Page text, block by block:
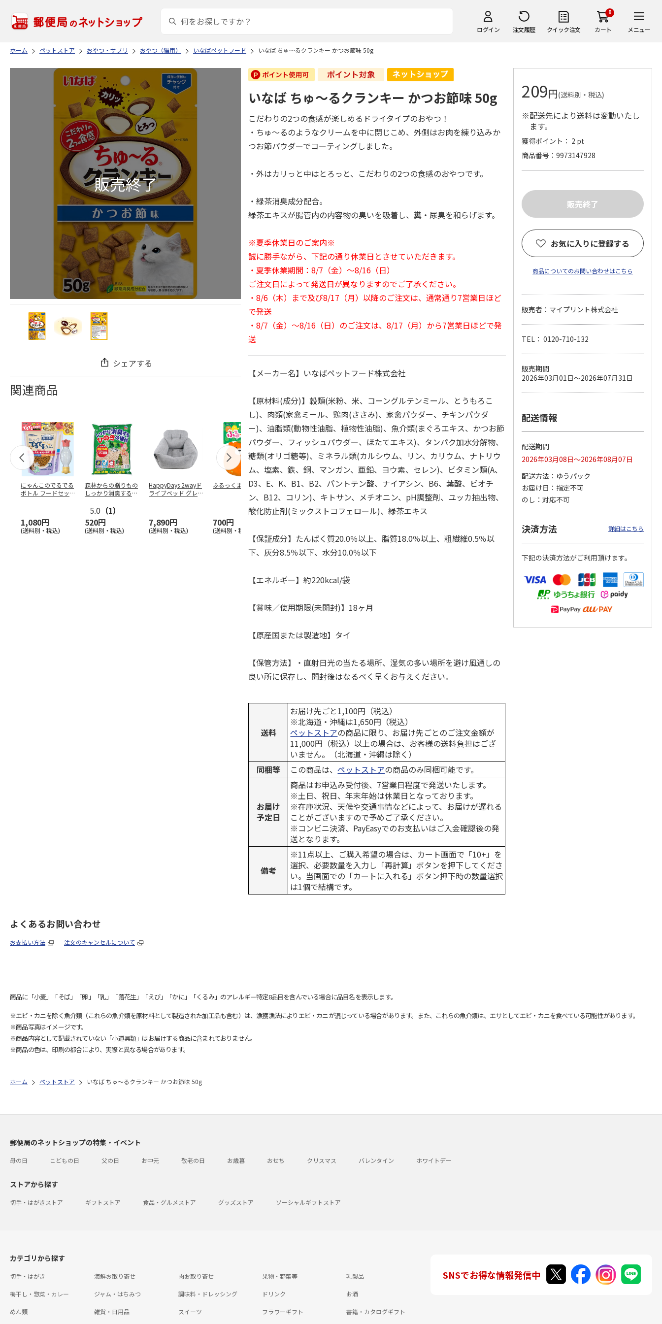
ログイン 注文履歴 クイック注文
0
カート メニュー
ホーム ペットストア おやつ・サプリ おやつ（猫用） いなばペットフード いなば ちゅ～るクランキー かつお節味 50g
シェアする
関連商品
にゃんこのでるでる
ボトル フードセッ
1,080円
(送料別・税込)
森林からの贈りもの
しっかり消臭するひ
5.0 （1）
520円
(送料別・税込)
HappyDays 2wayド
ライブベッド グレ
7,890円
(送料別・税込)
ふるっくま みかん
700円
(送料別・税込)
デオトイレ 飛び散
らない消臭・抗菌サ
ンド 4L
獣医師開発 ニオイ
をとる砂専用 猫ト
イレ ナチュラルグ
レー
無添加良品 カムカ
ムデンタルコーン
ぐるぐるボーン型 S
…
銀のスプーン パウ
チ 健康に育つ子ね
こ用 まぐろ・かつ
ペット線香 虹のか
なた フルーティフ
ローラルの香り
590円
(送料別・税込) (送料別・税込)
いなば ちゅ～るクランキー かつお節味 50g
こだわりの2つの食感が楽しめるドライタイプのおやつ！
・ちゅ～るのようなクリームを中に閉じこめ、外側はお肉を練り込みか
つお節パウダーでコーティングしました。
・外はカリっと中はとろっと、こだわりの2つの食感のおやつです。
・緑茶消臭成分配合。
緑茶エキスが腸管内の内容物の臭いを吸着し、糞・尿臭を和らげます。
※夏季休業日のご案内※
誠に勝手ながら、下記の通り休業日とさせていただきます。
・夏季休業期間：8/7（金）～8/16（日）
ご注文日によって発送日が異なりますのでご了承ください。
・8/6（木）まで及び8/17（月）以降のご注文は、通常通り7営業日ほど
で発送
・8/7（金）～8/16（日）のご注文は、8/17（月）から7営業日ほどで発
送
【メーカー名】いなばペットフード株式会社
【原材料(成分)】穀類(米粉、米、コーングルテンミール、とうもろこ
し)、肉類(家禽ミール、鶏肉(ささみ)、家禽パウダー、チキンパウダ
ー)、油脂類(動物性油脂、植物性油脂)、魚介類(まぐろエキス、かつお節
パウダー、フィッシュパウダー、ほたてエキス)、タンパク加水分解物、
糖類(オリゴ糖等)、ミネラル類(カルシウム、リン、カリウム、ナトリウ
ム、塩素、鉄、銅、マンガン、亜鉛、ヨウ素、セレン)、ビタミン類(A、
D3、E、K、B1、B2、パントテン酸、ナイアシン、B6、葉酸、ビオチ
ン、B12、コリン)、キトサン、メチオニン、pH調整剤、ユッカ抽出物、
酸化防止剤(ミックストコフェロール)、緑茶エキス
【保証成分】たんぱく質20.0％以上、脂質18.0％以上、粗繊維0.5％以
下、灰分8.5％以下、水分10.0％以下
【エネルギー】約220kcal/袋
【賞味／使用期限(未開封)】18ヶ月
【原産国または製造地】タイ
【保管方法】・直射日光の当たる場所、湿気の多い場所を避け風通しの
良い所に保存し、開封後はなるべく早くお与えください。
送料
お届け先ごと1,100円（税込）
※北海道・沖縄は1,650円（税込）
ペットストアの商品に限り、お届け先ごとのご注文金額が
11,000円（税込）以上の場合は、お客様の送料負担はござ
いません。（北海道・沖縄は除く）
同梱等
この商品は、ペットストアの商品のみ同梱可能です。
お届け
予定日
商品はお申込み受付後、7営業日程度で発送いたします。
※土日、祝日、年末年始は休業日となっております。
※在庫状況、天候や交通事情などによって、お届けが遅れる
ことがございますので予めご了承ください。
※コンビニ決済、PayEasyでのお支払いはご入金確認後の発
送となります。
備考
※11点以上、ご購入希望の場合は、カート画面で「10+」を
選択、必要数量を入力し「再計算」ボタンを押下してくださ
い。当画面での「カートに入れる」ボタン押下時の数量選択
は1個で結構です。
209円(送料別・税込)
※配送先により送料は変動いたし
ます。
獲得ポイント： 2 pt
商品番号
9973147928
お気に入りに登録する
商品についてのお問い合わせはこちら
販売者：マイプリント株式会社
TEL： 0120-710-132
販売期間
2026年03月01日～2026年07月31日
配送情報
配送期間
2026年03月08日～2026年08月07日
配送方法
ゆうパック
お届け日
指定不可
のし
対応不可
決済方法 詳細はこちら
下記の決済方法がご利用頂けます。
よくあるお問い合わせ
お支払い方法 注文のキャンセルについて
商品に「小麦」「そば」「卵」「乳」「落花生」「えび」「かに」「くるみ」のアレルギー特定8品目を含んでいる場合に品目名を表示します。
※エビ・カニを除く魚介類（これらの魚介類を原材料として製造された加工品も含む）は、漁獲漁法によりエビ・カニが混じっている場合があります。また、これらの魚介類は、エサとしてエビ・カニを食べている可能性があります。
※商品写真はイメージです。
※商品内容として記載されていない「小道具類」はお届けする商品に含まれておりません。
※商品の色は、印刷の都合により、実際と異なる場合があります。
ホーム ペットストア いなば ちゅ～るクランキー かつお節味 50g
郵便局のネットショップの特集・イベント
母の日 こどもの日 父の日 お中元 敬老の日 お歳暮 おせち クリスマス バレンタイン ホワイトデー
ストアから探す
切手・はがきストア ギフトストア 食品・グルメストア グッズストア ソーシャルギフトストア
カテゴリから探す
切手・はがき 海鮮お取り寄せ 肉お取り寄せ 果物・野菜等 乳製品
梅干し・惣菜・カレー ジャム・はちみつ 調味料・ドレッシング ドリンク お酒
めん類 雑貨・日用品 スイーツ フラワーギフト 書籍・カタログギフト
SNSでお得な情報発信中